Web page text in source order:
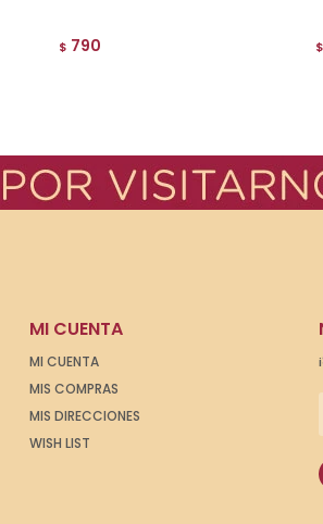
$ 790 $
MI CUENTA
MI CUENTA
MIS COMPRAS
MIS DIRECCIONES
WISH LIST